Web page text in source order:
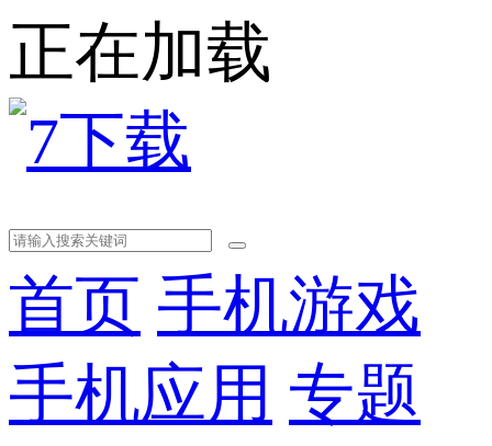
正在加载
首页 手机游戏
手机应用 专题